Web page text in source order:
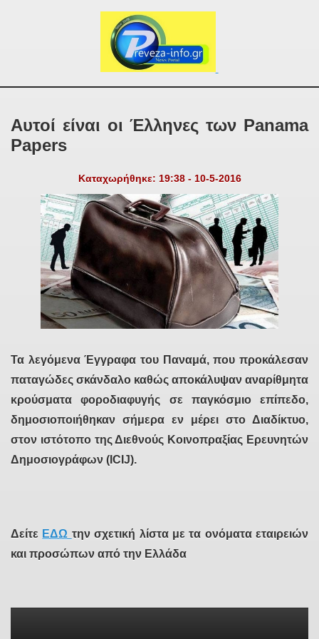
Αυτοί είναι οι Έλληνες των Panama
Papers
Καταχωρήθηκε: 19:38 - 10-5-2016
Τα λεγόμενα Έγγραφα του Παναμά, που προκάλεσαν
παταγώδες σκάνδαλο καθώς αποκάλυψαν αναρίθμητα
κρούσματα φοροδιαφυγής σε παγκόσμιο επίπεδο,
δημοσιοποιήθηκαν σήμερα εν μέρει στο Διαδίκτυο,
στον ιστότοπο της Διεθνούς Κοινοπραξίας Ερευνητών
Δημοσιογράφων (ICIJ).
Δείτε ΕΔΩ την σχετική λίστα με τα ονόματα εταιρειών
και προσώπων από την Ελλάδα